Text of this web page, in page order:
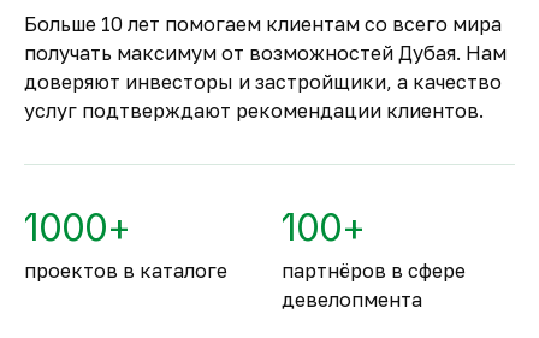
только после ввода объекта в
Комфортное и
безопасное место для
жизни
По уровню безопасности жизни
занимают второе место в мире.
Больше 10 лет помогаем клиентам со всего мира
получать максимум от возможностей Дубая. Нам
доверяют инвесторы и застройщики, а качество
услуг подтверждают рекомендации клиентов.
1000+
проектов в каталоге
100+
партнёров в сфере
девелопмента